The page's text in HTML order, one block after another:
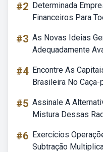
#2 Determinada
Financeiros Para
#3 As Novas Ideias
Adequadamente
#4 Encontre As
Brasileira No Caça-
#5 Assinale A
Mistura Dessas
#6 Exercícios
Subtração